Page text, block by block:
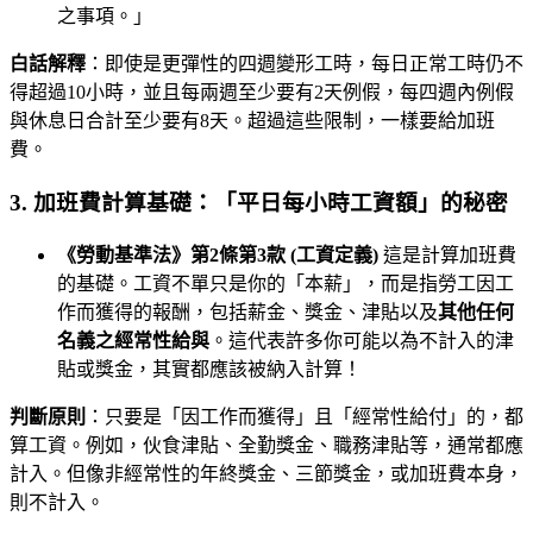
之事項。」
白話解釋 ：即使是更彈性的四週變形工時，每日正常工時仍不
得超過10小時，並且每兩週至少要有2天例假，每四週內例假
與休息日合計至少要有8天。超過這些限制，一樣要給加班
費。
3. 加班費計算基礎：「平日每小時工資額」的秘密
《勞動基準法》第2條第3款 (工資定義) 這是計算加班費
的基礎。工資不單只是你的「本薪」，而是指勞工因工
作而獲得的報酬，包括薪金、獎金、津貼以及其他任何
名義之經常性給與 。這代表許多你可能以為不計入的津
貼或獎金，其實都應該被納入計算！
判斷原則 ：只要是「因工作而獲得」且「經常性給付」的，都
算工資。例如，伙食津貼、全勤獎金、職務津貼等，通常都應
計入。但像非經常性的年終獎金、三節獎金，或加班費本身，
則不計入。